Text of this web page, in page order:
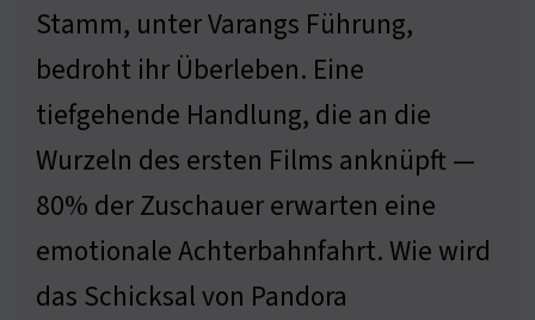
Stamm, unter Varangs Führung,
bedroht ihr Überleben. Eine
tiefgehende Handlung, die an die
Wurzeln des ersten Films anknüpft —
80% der Zuschauer erwarten eine
emotionale Achterbahnfahrt. Wie wird
das Schicksal von Pandora